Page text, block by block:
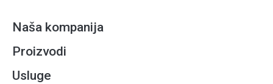
Naša kompanija
Proizvodi
Usluge